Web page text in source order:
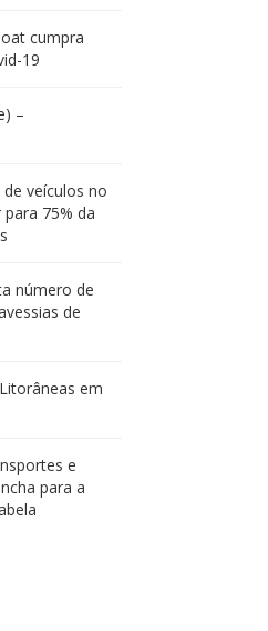
cumpra
19
–
veículos no
75% da
número de
de
em
e
para a